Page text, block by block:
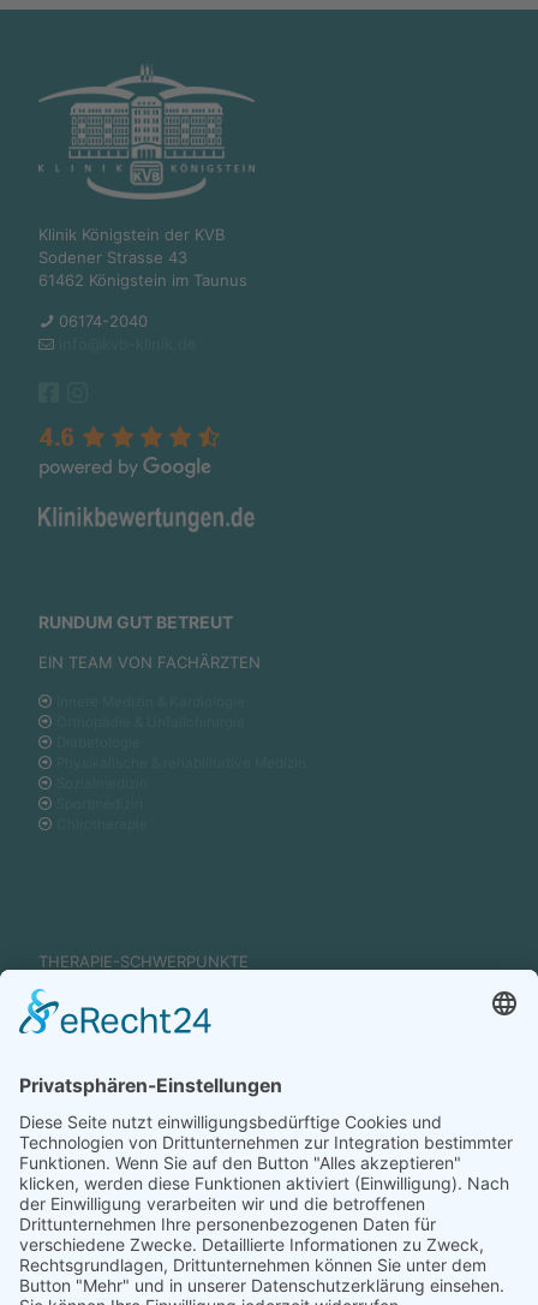
Klinik Königstein der KVB
Sodener Strasse 43
61462 Königstein im Taunus
06174-2040
RUNDUM GUT BETREUT
EIN TEAM VON FACHÄRZTEN
THERAPIE-SCHWERPUNKTE
Physiotherapie
Funktionelle Übungen für Kraft und Stabilität
Medizinische Therapien
Gangschule / Rückenschule
Bewegungsbad, Wassergymnastik
Medical Wellness
Patienten-Schulungen
Ernährungstherapie, Diabetik und Lehrküche
Psychologische Beratung
Sozialmedizinische Beratung